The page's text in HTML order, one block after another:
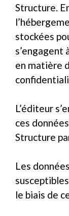
Structure.
stockées
s’engagent
en matière
L’éditeur
ces
Structure
Les
le biais de